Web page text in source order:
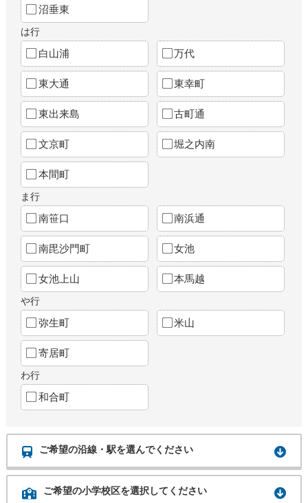
沼垂東
は行
白山浦 万代
東大通 東幸町
東出来島 古町通
文京町 堀之内南
本間町
ま行
南笹口 南浜通
南毘沙門町 女池
女池上山 本馬越
や行
弥生町 米山
寄居町
わ行
和合町
ご希望の沿線・駅を選んでください
ご希望の小学校区を選択してください